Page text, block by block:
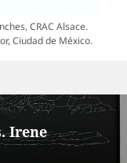
CRAC Alsace.
Ciudad de México.
Irene